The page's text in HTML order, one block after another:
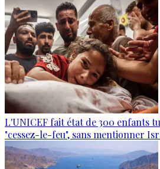
L'UNICEF fait état de 300 enfants
"cessez-le-feu", sans mentionner